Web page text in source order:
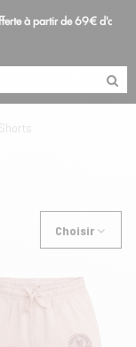
en France métropolitaine
Shorts
Choisir